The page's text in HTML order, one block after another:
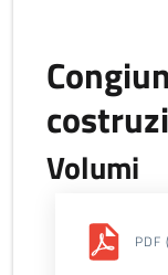
Volumi
PDF